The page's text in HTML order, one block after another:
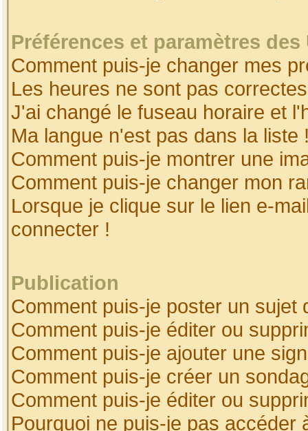
Préférences et paramètres
Comment puis-je changer mes
Les heures ne sont pas
J'ai changé le fuseau horaire et
Ma langue n'est pas dans la liste
Comment puis-je montrer une
Comment puis-je changer mon
Lorsque je clique sur le lien e-
connecter !
Publication
Comment puis-je poster un sujet
Comment puis-je éditer ou
Comment puis-je ajouter une
Comment puis-je créer un
Comment puis-je éditer ou
Pourquoi ne puis-je pas accéder